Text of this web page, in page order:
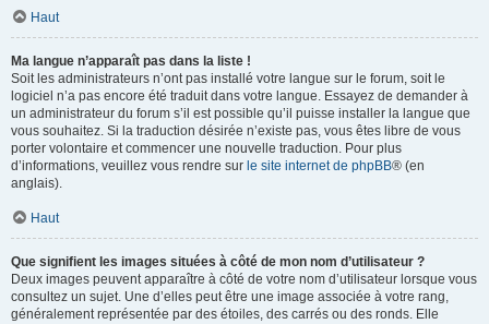
Haut
Ma langue n’apparaît pas dans la liste !
Soit les administrateurs n’ont pas installé votre langue sur le forum, soit le
logiciel n’a pas encore été traduit dans votre langue. Essayez de demander à
un administrateur du forum s’il est possible qu’il puisse installer la langue que
vous souhaitez. Si la traduction désirée n’existe pas, vous êtes libre de vous
porter volontaire et commencer une nouvelle traduction. Pour plus
d’informations, veuillez vous rendre sur le site internet de phpBB® (en
anglais).
Haut
Que signifient les images situées à côté de mon nom d’utilisateur ?
Deux images peuvent apparaître à côté de votre nom d’utilisateur lorsque vous
consultez un sujet. Une d’elles peut être une image associée à votre rang,
généralement représentée par des étoiles, des carrés ou des ronds. Elle